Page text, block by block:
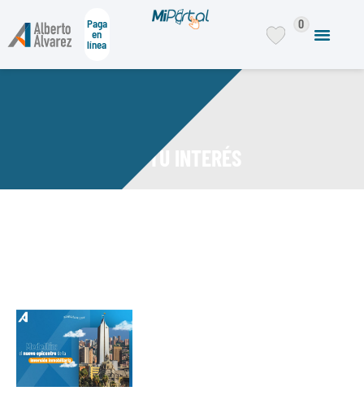
Paga
en
línea
0
DE TU INTERÉS